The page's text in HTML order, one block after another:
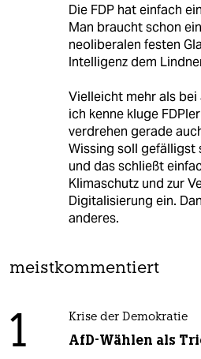
Die FDP hat einfach
Man braucht schon
neoliberalen festen
Intelligenz dem
Vielleicht mehr als bei
ich kenne kluge
verdrehen gerade
Wissing soll gefälligst
und das schließt
Klimaschutz und zur
Digitalisierung ein.
anderes.
meistkommentiert
1 Krise der Demokratie
AfD-Wählen als